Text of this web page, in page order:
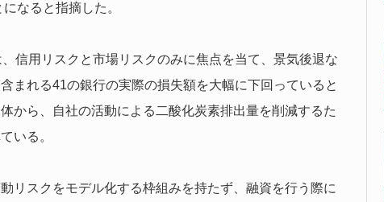
なると指摘した。
信用リスクと市場リスクのみに焦点を当て、景気後退な
まれる41の銀行の実際の損失額を大幅に下回っていると
から、自社の活動による二酸化炭素排出量を削減するた
いる。
リスクをモデル化する枠組みを持たず、融資を行う際に